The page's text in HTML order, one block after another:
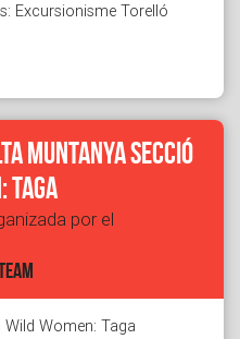
Excursionisme Torelló
muntanya secció
Taga
por el
Women: Taga